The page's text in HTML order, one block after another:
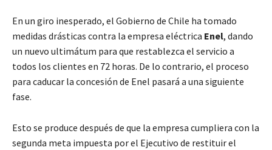
En un giro inesperado, el Gobierno de Chile ha tomado
medidas drásticas contra la empresa eléctrica Enel, dando
un nuevo ultimátum para que restablezca el servicio a
todos los clientes en 72 horas. De lo contrario, el proceso
para caducar la concesión de Enel pasará a una siguiente
fase.
Esto se produce después de que la empresa cumpliera con la
segunda meta impuesta por el Ejecutivo de restituir el